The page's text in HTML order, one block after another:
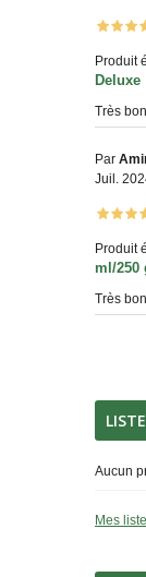
Produit
Deluxe
Très
Par
Juil.
Produit
ml/250
Très
Aucun
Mes